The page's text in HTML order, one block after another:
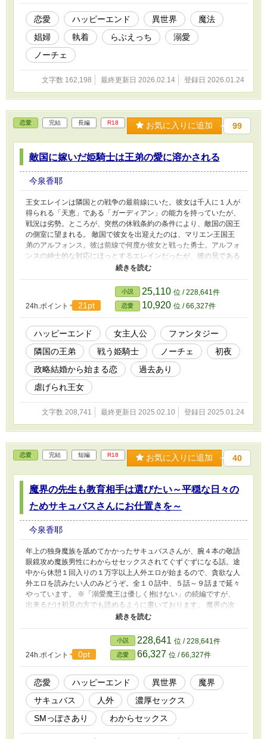
られた過去を持つが、まったく似ていない２人が別々の形で恋に落
ちていく。
恋愛 ハッピーエンド 異世界
魔法
娼婦
執着 らぶえっち
溺愛
ノーチェ
文字数 162,198 最終更新日 2026.02.14 登録日 2026.01.24
恋愛 完結 長編 R18 お気に入りに追加 99
敵国に嫁いだ姫騎士は王弟の愛に溶かされる
今泉香耶
王女エレインは隣国との戦争の最前線にいた。彼女は千人に１人が
得られる「天恵」である「ガーディアン」の能力を持っていたが、
戦況は劣勢。ところが、突然の休戦条約の条件により、敵国の国王
の側室に望まれる。 敵国で彼女を出迎えたのは、マリエン王国王
弟のアルフォンス。彼は前線で何度か彼女と戦った勇士。アルフォ
ンスの紳士的な対応にほっとするエレインだったが、彼の兄である
国王はそうではなかった。 エレインは王城に到着するとほどなく
要される。そんなエレインを庇おうとするアルフォンス。互いに気
になっていた２人だが、王族をめぐるごたごたの末、結婚をするこ
とになってしまい……。 敵国にたった一人で嫁ぎ、奇異の目で見
られるエレインと、そんな彼女を男らしく守ろうとするアルフォン
スの恋物語。
24h.ポイント 21pt
小説 25,110 位 / 228,641件
恋愛 10,920 位 / 66,327件
ハッピーエンド 女主人公
ファンタジー
隣国の王弟
戦う姫騎士 ノーチェ
初夜
政略結婚から始まる恋
過去あり
虐げられ王女
文字数 208,741 最終更新日 2025.02.10 登録日 2025.01.24
恋愛 完結 短編 R18 お気に入りに追加 40
魔界の先生も教育相手は選びたい～平穏な日々の
ためサキュバスさんにお仕置きを～
今泉香耶
年上の独身魔族を舐めてかかったサキュバスさんが、腕４本の敬語
眼鏡攻め魔族男性にわからせセックスされてぐずぐずになる話。途
中から休憩１回入りの１万字以上人外エロが始まるので、貪欲な人
外エロを読みたい人のみどうぞ。全１０話中、５話～９話まで延々
やっています。 ※「溺愛魔王は優しく抱けない」の続編ですが、
出来るだけ初見の方でも読めるように書いております。 魔界の次
期サキュバス当主候補フェーリス。彼女は自分好みで権力も財産も
王妃の教育係の１人コーバス。だいぶ年上で穏やかな彼は、４本腕
と太い尻尾がある種族だ。コーバスにアプローチするフェーリスだ
ったが、思わぬ所で彼の地雷を踏んでおり……。 書いてる方は楽
しかったです。エロが長くてすみません。
24h.ポイント 0pt
小説 228,641 位 / 228,641件
恋愛 66,327 位 / 66,327件
恋愛 ハッピーエンド 異世界
魔界
サキュバス
人外
濃厚セックス
SMっぽさあり
わからセックス